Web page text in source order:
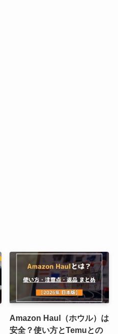
Amazon Haul（ホウル）は
安全？使い方とTemuとの